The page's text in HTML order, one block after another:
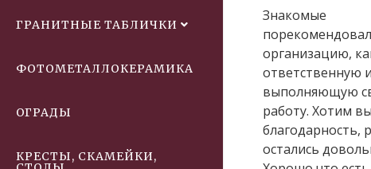
ГРАНИТНЫЕ ТАБЛИЧКИ
ФОТОМЕТАЛЛОКЕРАМИКА
ОГРАДЫ
КРЕСТЫ, СКАМЕЙКИ,
Знакомые
организацию,
ответственную
выполняющую
работу. Хотим
благодарность,
остались